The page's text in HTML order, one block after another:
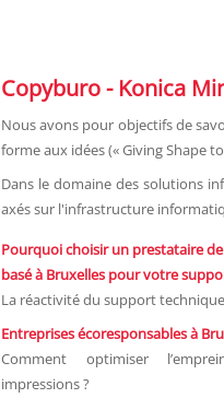
Copyburo - Konica
Nous avons pour objectifs de
forme aux idées (« Giving Shape
Dans le domaine des solutions
axés sur l'infrastructure
Pourquoi choisir un prestataire
basé à Bruxelles pour votre
La réactivité du support
Entreprises écoresponsables à
Comment optimiser
impressions ?